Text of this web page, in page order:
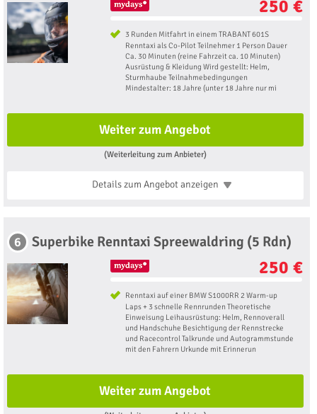
250 €
3 Runden Mitfahrt in einem TRABANT 601S
Renntaxi als Co-Pilot Teilnehmer 1 Person Dauer
Ca. 30 Minuten (reine Fahrzeit ca. 10 Minuten)
Ausrüstung & Kleidung Wird gestellt: Helm,
Sturmhaube Teilnahmebedingungen
Mindestalter: 18 Jahre (unter 18 Jahre nur mi
Weiter zum Angebot
(Weiterleitung zum Anbieter)
Details zum Angebotanzeigen
6 Superbike Renntaxi Spreewaldring (5 Rdn)
250 €
Renntaxi auf einer BMW S1000RR 2 Warm-up
Laps + 3 schnelle Rennrunden Theoretische
Einweisung Leihausrüstung: Helm, Rennoverall
und Handschuhe Besichtigung der Rennstrecke
und Racecontrol Talkrunde und Autogrammstunde
mit den Fahrern Urkunde mit Erinnerun
Weiter zum Angebot